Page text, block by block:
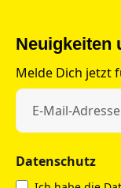
Neuigkeiten
Melde Dich jetzt
Datenschutz